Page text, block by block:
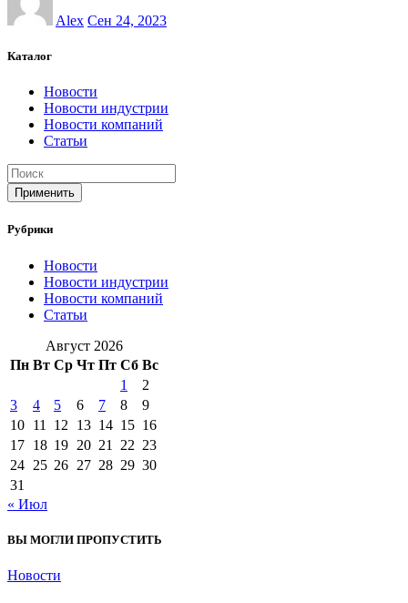
Alex Сен 24, 2023
Каталог
Новости
Новости индустрии
Новости компаний
Статьи
Применить
Рубрики
Новости
Новости индустрии
Новости компаний
Статьи
Август 2026
Пн Вт Ср Чт Пт Сб Вс
1
2
3
4 5 6 7 8
9
10 11 12 13 14 15 16
17 18 19 20 21 22 23
24 25 26 27 28 29 30
31
« Июл
ВЫ МОГЛИ ПРОПУСТИТЬ
Новости